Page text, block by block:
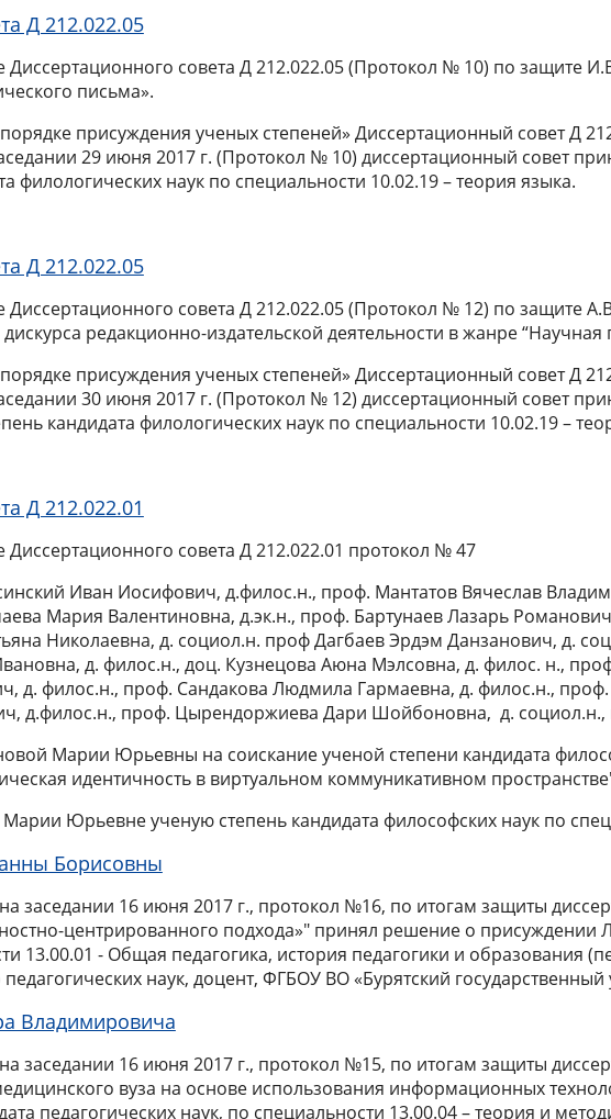
Д 212.022.05
Диссертационного совета Д 212.022.05 (Протокол № 10) по защите
письма».
присуждения ученых степеней» Диссертационный совет Д
29 июня 2017 г. (Протокол № 10) диссертационный совет
филологических наук по специальности 10.02.19 – теория языка.
Д 212.022.05
Диссертационного совета Д 212.022.05 (Протокол № 12) по защите
редакционно-издательской деятельности в жанре “Научная
присуждения ученых степеней» Диссертационный совет Д
30 июня 2017 г. (Протокол № 12) диссертационный совет
кандидата филологических наук по специальности 10.02.19 –
Д 212.022.01
Диссертационного совета Д 212.022.01 протокол № 47
Иван Иосифович, д.филос.н., проф. Мантатов Вячеслав
Мария Валентиновна, д.эк.н., проф. Бартунаев Лазарь
Николаевна, д. социол.н. проф Дагбаев Эрдэм Данзанович, д.
д. филос.н., доц. Кузнецова Аюна Мэлсовна, д. филос. н.,
д. филос.н., проф. Сандакова Людмила Гармаевна, д. филос.н.,
д.филос.н., проф. Цырендоржиева Дари Шойбоновна, д. социол.н.,
Марии Юрьевны на соискание ученой степени кандидата
идентичность в виртуальном коммуникативном
Юрьевне ученую степень кандидата философских наук по
Борисовны
заседании 16 июня 2017 г., протокол №16, по итогам защиты
центрированного подхода»" принял решение о присуждении
13.00.01 - Общая педагогика, история педагогики и образования
наук, доцент, ФГБОУ ВО «Бурятский государственный
Владимировича
заседании 16 июня 2017 г., протокол №15, по итогам защиты
вуза на основе использования информационных
педагогических наук, по специальности 13.00.04 – теория и